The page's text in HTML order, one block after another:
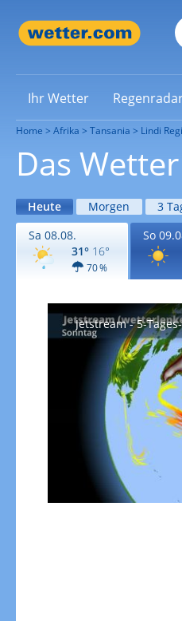
Ihr Wetter
Home Afrika Tansania Lindi
Das
Heute Morgen 3
Sa 08.08.
31° 16°
70 %
So
Jetstream - 5-